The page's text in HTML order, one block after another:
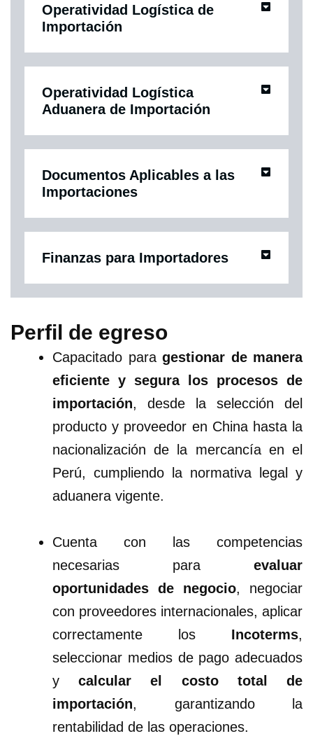
Operatividad Logística de
Importación
Operatividad Logística
Aduanera de Importación
Documentos Aplicables a las
Importaciones
Finanzas para Importadores
Perfil de egreso
Capacitado para gestionar de manera
eficiente y segura los procesos de
importación, desde la selección del
producto y proveedor en China hasta la
nacionalización de la mercancía en el
Perú, cumpliendo la normativa legal y
aduanera vigente.
Cuenta con las competencias
necesarias para evaluar
oportunidades de negocio, negociar
con proveedores internacionales, aplicar
correctamente los Incoterms,
seleccionar medios de pago adecuados
ycalcular el costo total de
importación, garantizando la
rentabilidad de las operaciones.